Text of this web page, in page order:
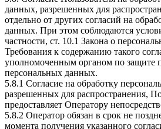
данных, разрешенных для
отдельно от других согласий на
данных. При этом соблюдаются
частности, ст. 10.1 Закона о
Требования к содержанию такого
уполномоченным органом по защите
персональных данных.
5.8.1 Согласие на обработку
разрешенных для распространения,
предоставляет Оператору
5.8.2 Оператор обязан в срок не
момента получения указанного